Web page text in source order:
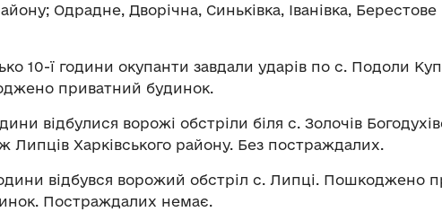
Одрадне, Дворічна, Синьківка, Іванівка, Берестове
10-ї години окупанти завдали ударів по с. Подоли
приватний будинок.
відбулися ворожі обстріли біля с. Золочів
Липців Харківського району. Без постраждалих.
відбувся ворожий обстріл с. Липці. Пошкоджено
Постраждалих немає.